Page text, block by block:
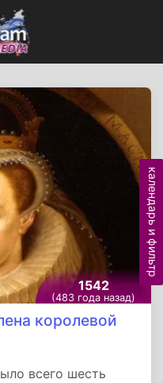
1542
(483 года назад)
королевой
всего шесть
календарь и фильтр